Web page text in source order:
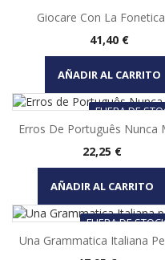
Giocare Con La
Precio
41,40 €
AÑADIR AL CARRITO
FUERA DE
Erros De Português Nunca
Precio
22,25 €
AÑADIR AL CARRITO
FUERA DE
Una Grammatica Italiana